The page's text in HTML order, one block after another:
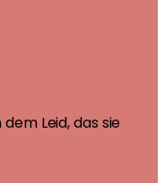
Leid, das sie